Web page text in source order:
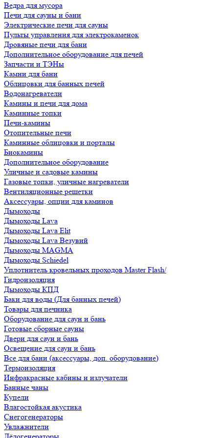
Ведра для мусора
Печи для сауны и бани
Электрические печи для сауны
Пульты управления для электрокаменок
Дровяные печи для бани
Дополнительное оборудование для печей
Запчасти и ТЭНы
Камни для бани
Облицовки для банных печей
Водонагреватели
Камины и печи для дома
Каминные топки
Печи-камины
Отопительные печи
Каминные облицовки и порталы
Биокамины
Дополнительное оборудование
Уличные и садовые камины
Газовые топки, уличные нагреватели
Вентиляционные решетки
Аксессуары, опции для каминов
Дымоходы
Дымоходы Lava
Дымоходы Lava Elit
Дымоходы Lava Везувий
Дымоходы MAGMA
Дымоходы Schiedel
Уплотнитель кровельных проходов Master Flash/
Гидроизоляция
Дымоходы КПД
Баки для воды (Для банных печей)
Товары для печника
Оборудование для саун и бань
Готовые сборные сауны
Двери для саун и бань
Освещение для саун и бань
Все для бани (аксессуары, доп. оборудование)
Термоизоляция
Инфракрасные кабины и излучатели
Банные чаны
Купели
Влагостойкая акустика
Снегогенераторы
Увлажнители